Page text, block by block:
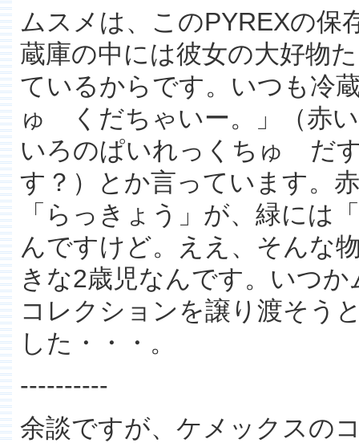
ムスメは、このPYREXの保
蔵庫の中には彼女の大好物
ているからです。いつも冷
ゅ くだちゃいー。」（赤
いろのぱいれっくちゅ だ
す？）とか言っています。
「らっきょう」が、緑には
んですけど。ええ、そんな
きな2歳児なんです。いつ
コレクションを譲り渡そう
した・・・。
----------
余談ですが、ケメックスの